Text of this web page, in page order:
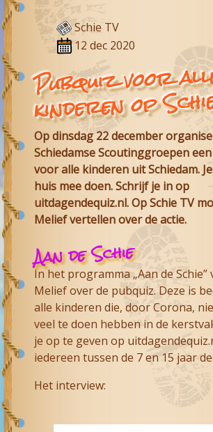
Schie TV
12 dec 2020
Pubquiz voor
kinderen op
Op dinsdag 22 december
Schiedamse Scoutinggroepen
voor alle kinderen uit Schiedam.
huis mee doen. Schrijf je in op
uitdagendequiz.nl. Op Schie TV
Melief vertellen over de actie.
Aan de Schie
In het programma „Aan de Schie”
Melief over de pubquiz. Deze is
alle kinderen die, door Corona,
veel te doen hebben in de
je op te geven op
iedereen tussen de 7 en 15 jaar
Het interview: